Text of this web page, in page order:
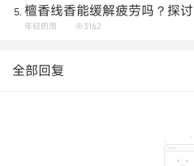
檀香线香能缓解疲劳吗？探
年轻的周 3162
全部回复